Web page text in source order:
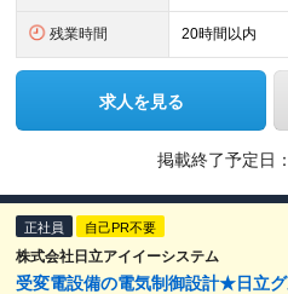
残業時間 20時間以内
求人を見る
掲載終了予定日：
正社員 自己PR不要
株式会社日立アイイーシステム
受変電設備の電気制御設計★日立